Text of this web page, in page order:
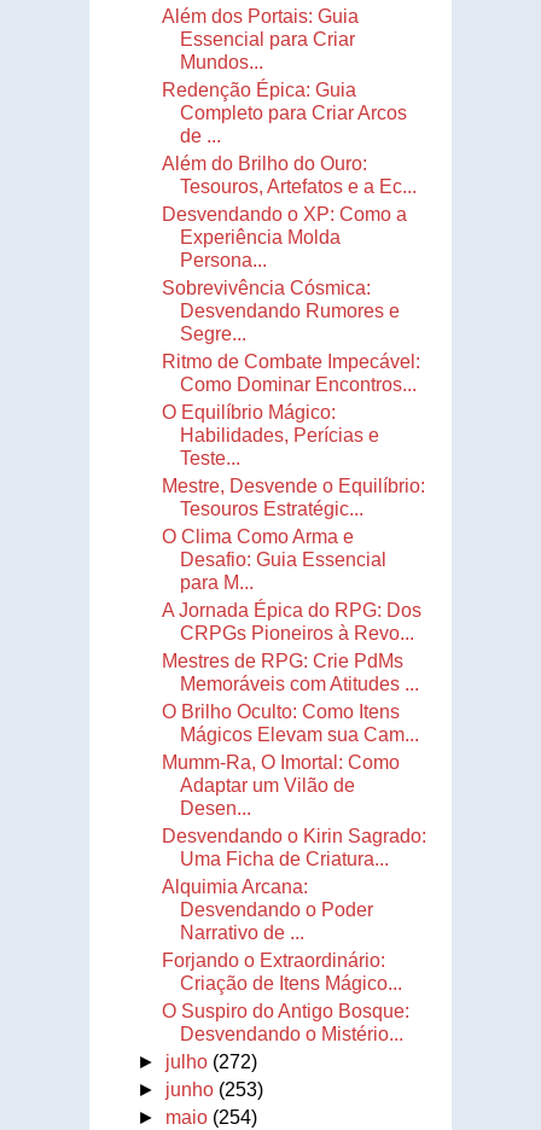
Além dos Portais: Guia
Essencial para Criar
Mundos...
Redenção Épica: Guia
Completo para Criar Arcos
de ...
Além do Brilho do Ouro:
Tesouros, Artefatos e a Ec...
Desvendando o XP: Como a
Experiência Molda
Persona...
Sobrevivência Cósmica:
Desvendando Rumores e
Segre...
Ritmo de Combate Impecável:
Como Dominar Encontros...
O Equilíbrio Mágico:
Habilidades, Perícias e
Teste...
Mestre, Desvende o Equilíbrio:
Tesouros Estratégic...
O Clima Como Arma e
Desafio: Guia Essencial
para M...
A Jornada Épica do RPG: Dos
CRPGs Pioneiros à Revo...
Mestres de RPG: Crie PdMs
Memoráveis com Atitudes ...
O Brilho Oculto: Como Itens
Mágicos Elevam sua Cam...
Mumm-Ra, O Imortal: Como
Adaptar um Vilão de
Desen...
Desvendando o Kirin Sagrado:
Uma Ficha de Criatura...
Alquimia Arcana:
Desvendando o Poder
Narrativo de ...
Forjando o Extraordinário:
Criação de Itens Mágico...
O Suspiro do Antigo Bosque:
Desvendando o Mistério...
► julho (272)
► junho (253)
► maio (254)